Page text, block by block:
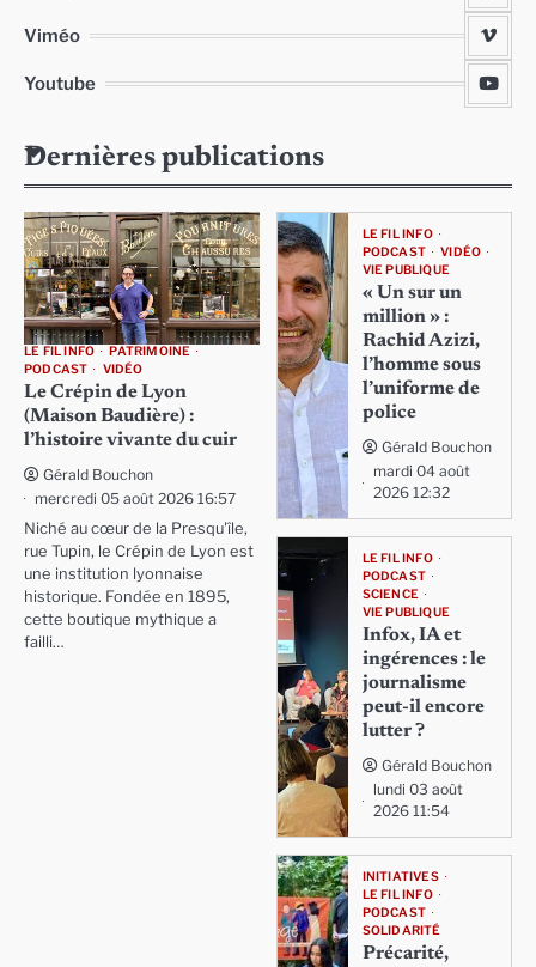
Viméo
Youtube
Dernières publications
LE FIL INFO
PATRIMOINE
PODCAST
VIDÉO
Le Crépin de Lyon
(Maison Baudière) :
l’histoire vivante du cuir
Gérald Bouchon
mercredi 05 août 2026 16:57
Niché au cœur de la Presqu'île,
rue Tupin, le Crépin de Lyon est
une institution lyonnaise
historique. Fondée en 1895,
cette boutique mythique a
failli…
LE FIL INFO
PODCAST
VIDÉO
VIE PUBLIQUE
« Un sur un
million » :
Rachid Azizi,
l’homme sous
l’uniforme de
police
Gérald Bouchon
mardi 04 août
2026 12:32
LE FIL INFO
PODCAST
SCIENCE
VIE PUBLIQUE
Infox, IA et
ingérences : le
journalisme
peut-il encore
lutter ?
Gérald Bouchon
lundi 03 août
2026 11:54
INITIATIVES
LE FIL INFO
PODCAST
SOLIDARITÉ
Précarité,